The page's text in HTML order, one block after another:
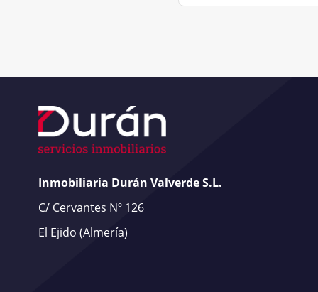
Inmobiliaria Durán Valverde S.L.
C/ Cervantes Nº 126
El Ejido (Almería)